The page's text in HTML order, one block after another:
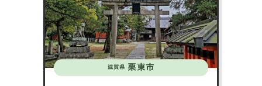
滋賀県 栗東市